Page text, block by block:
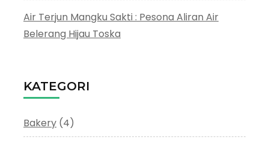
Air Terjun Mangku Sakti : Pesona Aliran Air
Belerang Hijau Toska
KATEGORI
Bakery (4)